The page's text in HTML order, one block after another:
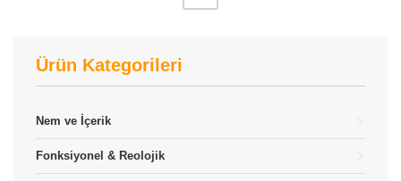
Ürün Kategorileri
Nem ve İçerik
Fonksiyonel & Reolojik